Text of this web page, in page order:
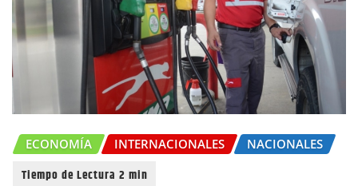
ECONOMÍA INTERNACIONALES NACIONALES